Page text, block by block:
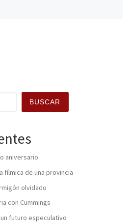
BUSCAR
aniversario
fílmica de una provincia
olvidado
con Cummings
un futuro especulativo